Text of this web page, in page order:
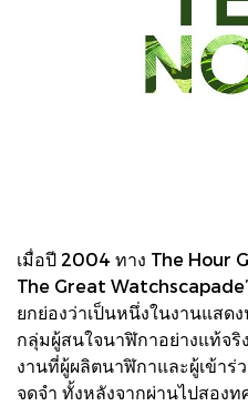
เมื่อปี 2004 ทาง The Hour
The Great
ยกย่องว่าเป็นหนึ่งในงานแสด
กลุ่มผู้สนใจนาฬิกาอย่างแท้จริ
งานที่ผู้ผลิตนาฬิกาและผู้เข้า
จดจำ ทั้งหลังจากผ่านไปสอง